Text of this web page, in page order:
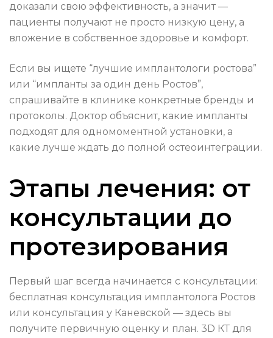
доказали свою эффективность, а значит —
пациенты получают не просто низкую цену, а
вложение в собственное здоровье и комфорт.
Если вы ищете “лучшие имплантологи ростова”
или “импланты за один день Ростов”,
спрашивайте в клинике конкретные бренды и
протоколы. Доктор объяснит, какие импланты
подходят для одномоментной установки, а
какие лучше ждать до полной остеоинтеграции.
Этапы лечения: от
консультации до
протезирования
Первый шаг всегда начинается с консультации:
бесплатная консультация имплантолога Ростов
или консультация у Каневской — здесь вы
получите первичную оценку и план. 3D КТ для